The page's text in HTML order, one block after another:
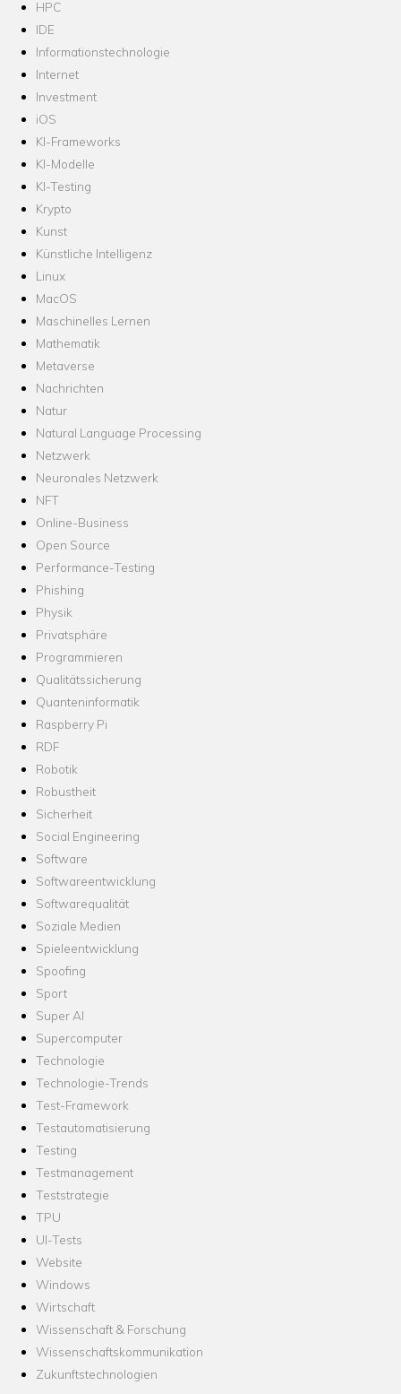
HPC
IDE
Informationstechnologie
Internet
Investment
iOS
KI-Frameworks
KI-Modelle
KI-Testing
Krypto
Kunst
Künstliche Intelligenz
Linux
MacOS
Maschinelles Lernen
Mathematik
Metaverse
Nachrichten
Natur
Natural Language Processing
Netzwerk
Neuronales Netzwerk
NFT
Online-Business
Open Source
Performance-Testing
Phishing
Physik
Privatsphäre
Programmieren
Qualitätssicherung
Quanteninformatik
Raspberry Pi
RDF
Robotik
Robustheit
Sicherheit
Social Engineering
Software
Softwareentwicklung
Softwarequalität
Soziale Medien
Spieleentwicklung
Spoofing
Sport
Super AI
Supercomputer
Technologie
Technologie-Trends
Test-Framework
Testautomatisierung
Testing
Testmanagement
Teststrategie
TPU
UI-Tests
Website
Windows
Wirtschaft
Wissenschaft & Forschung
Wissenschaftskommunikation
Zukunftstechnologien